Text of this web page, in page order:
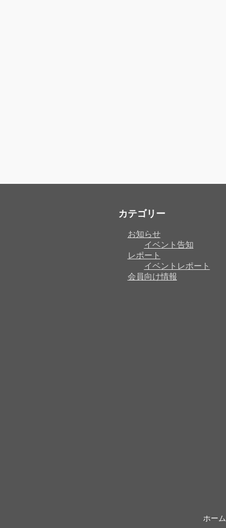
カテゴリー
お知らせ
イベント告知
レポート
イベントレポート
会員向け情報
ホーム